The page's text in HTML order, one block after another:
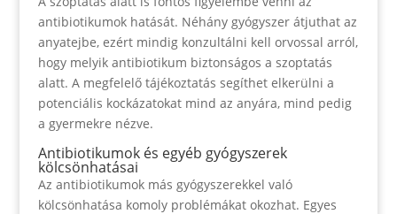
antibiotikumok hatását. Néhány gyógyszer átjuthat az
anyatejbe, ezért mindig konzultálni kell orvossal arról,
hogy melyik antibiotikum biztonságos a szoptatás
alatt. A megfelelő tájékoztatás segíthet elkerülni a
potenciális kockázatokat mind az anyára, mind pedig
a gyermekre nézve.
Antibiotikumok és egyéb gyógyszerek
kölcsönhatásai
Az antibiotikumok más gyógyszerekkel való
kölcsönhatása komoly problémákat okozhat. Egyes